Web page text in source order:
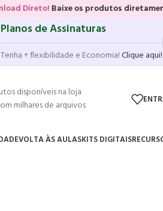
Baixe os produtos diretamente das
Planos de Assinaturas
Tenha + flexibilidade e Economia!Clique aqui!
disponíveis na loja
milhares de arquivos
VOLTA ÀS AULASKITS DIGITAIS